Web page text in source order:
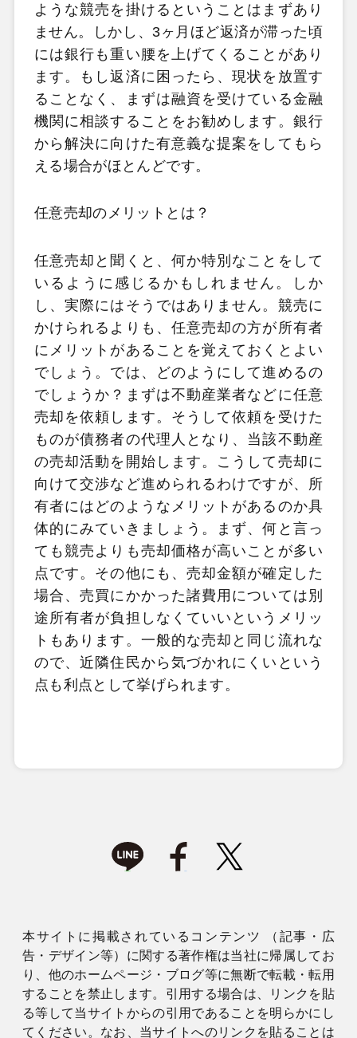
ような競売を掛けるということはまずあり
ません。しかし、3ヶ月ほど返済が滞った頃
には銀行も重い腰を上げてくることがあり
ます。もし返済に困ったら、現状を放置す
ることなく、まずは融資を受けている金融
機関に相談することをお勧めします。銀行
から解決に向けた有意義な提案をしてもら
える場合がほとんどです。
任意売却のメリットとは？
任意売却と聞くと、何か特別なことをして
いるように感じるかもしれません。しか
し、実際にはそうではありません。競売に
かけられるよりも、任意売却の方が所有者
にメリットがあることを覚えておくとよい
でしょう。では、どのようにして進めるの
でしょうか？まずは不動産業者などに任意
売却を依頼します。そうして依頼を受けた
ものが債務者の代理人となり、当該不動産
の売却活動を開始します。こうして売却に
向けて交渉など進められるわけですが、所
有者にはどのようなメリットがあるのか具
体的にみていきましょう。まず、何と言っ
ても競売よりも売却価格が高いことが多い
点です。その他にも、売却金額が確定した
場合、売買にかかった諸費用については別
途所有者が負担しなくていいというメリッ
トもあります。一般的な売却と同じ流れな
ので、近隣住民から気づかれにくいという
点も利点として挙げられます。
本サイトに掲載されているコンテンツ （記事・広
告・デザイン等）に関する著作権は当社に帰属してお
り、他のホームページ・ブログ等に無断で転載・転用
することを禁止します。引用する場合は、リンクを貼
る等して当サイトからの引用であることを明らかにし
てください。なお、当サイトへのリンクを貼ることは